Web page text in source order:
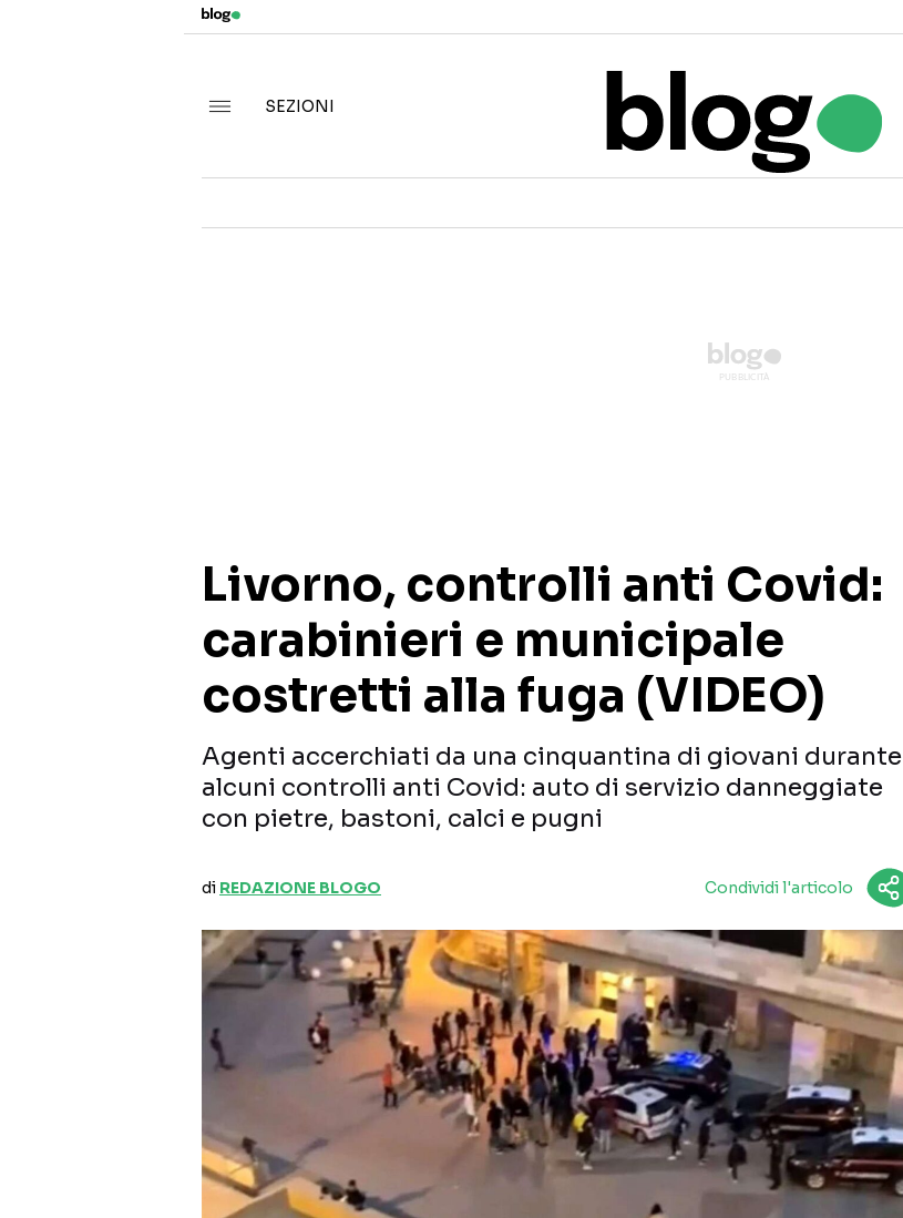
SEZIONI
Livorno, controlli anti Covid:
carabinieri e municipale
costretti alla fuga (VIDEO)
Agenti accerchiati da una cinquantina di giovani durante
alcuni controlli anti Covid: auto di servizio danneggiate
con pietre, bastoni, calci e pugni
di REDAZIONE BLOGO Condividi l'articolo